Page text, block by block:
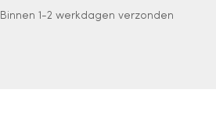
Binnen 1-2 werkdagen verzonden